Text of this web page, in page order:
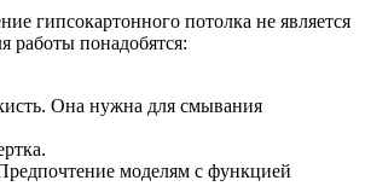
гипсокартонного потолка не является
работы понадобятся:
Она нужна для смывания
моделям с функцией